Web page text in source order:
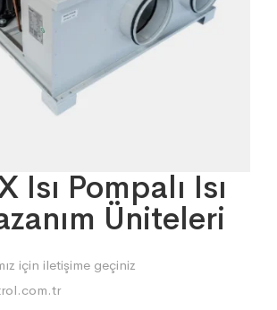
Isı Pompalı Isı
Üniteleri
için iletişime geçiniz